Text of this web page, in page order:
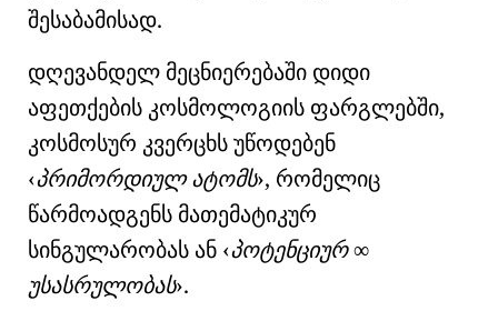
შესაბამისად.
დღევანდელ მეცნიერებაში დიდი
აფეთქების კოსმოლოგიის ფარგლებში,
კოსმოსურ კვერცხსუწოდებენ
პრიმორდიულ ატომს , რომელიც
წარმოადგენს მათემატიკურ
სინგულარობას ან პოტენციურ∞
უსასრულობას .